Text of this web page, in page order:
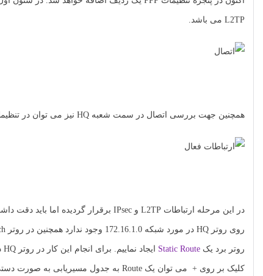
L2TP می باشد.
همچنین جهت بررسی اتصال در سمت شعبه HQ نیز می توان در تنظیمات PPP و در تب Active Connection ارتباط شکل گرفته را مشاهده نماییم.
روتر برد یک Static Route